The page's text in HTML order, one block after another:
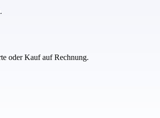
oder Kauf auf Rechnung.